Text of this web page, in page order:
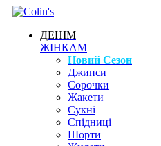
ДЕНІМ
ЖІНКАМ
Новий Сезон
Джинси
Сорочки
Жакети
Сукні
Спідниці
Шорти